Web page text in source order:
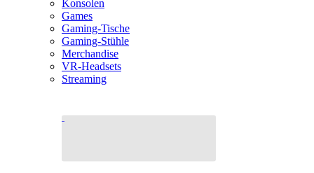
Konsolen
Games
Gaming-Tische
Gaming-Stühle
Merchandise
VR-Headsets
Streaming